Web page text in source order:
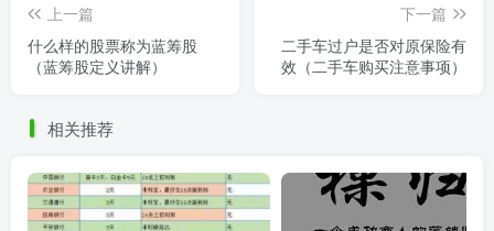
上一篇
什么样的股票称为蓝筹股
（蓝筹股定义讲解）
下一篇
二手车过户是否对原保险有
效（二手车购买注意事项）
相关推荐